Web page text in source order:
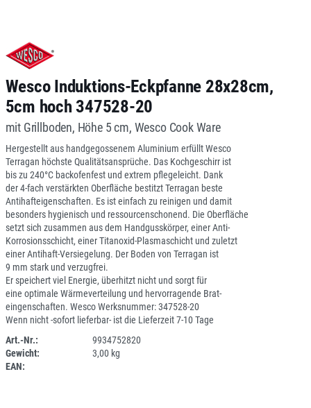
Wesco Induktions-Eckpfanne 28x28cm,
5cm hoch 347528-20
mit Grillboden, Höhe 5 cm, Wesco Cook Ware
Hergestellt aus handgegossenem Aluminium erfüllt Wesco
Terragan höchste Qualitätsansprüche. Das Kochgeschirr ist
bis zu 240°C backofenfest und extrem pflegeleicht. Dank
der 4-fach verstärkten Oberfläche bestitzt Terragan beste
Antihafteigenschaften. Es ist einfach zu reinigen und damit
besonders hygienisch und ressourcenschonend. Die Oberfläche
setzt sich zusammen aus dem Handgusskörper, einer Anti-
Korrosionsschicht, einer Titanoxid-Plasmaschicht und zuletzt
einer Antihaft-Versiegelung. Der Boden von Terragan ist
9 mm stark und verzugfrei.
Er speichert viel Energie, überhitzt nicht und sorgt für
eine optimale Wärmeverteilung und hervorragende Brat-
eingenschaften. Wesco Werksnummer: 347528-20
Wenn nicht -sofort lieferbar- ist die Lieferzeit 7-10 Tage
Art.-Nr.:
9934752820
Gewicht:
3,00 kg
EAN: